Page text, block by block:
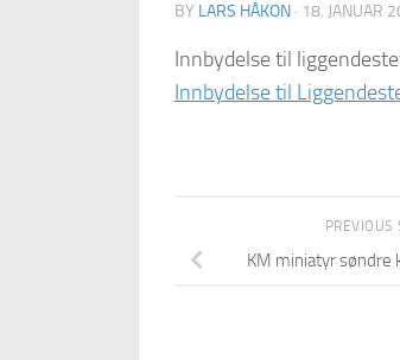
BY LARS HÅKON · 18. JANUAR
Innbydelse til
Innbydelse til
PREVIOUS
KM miniatyr